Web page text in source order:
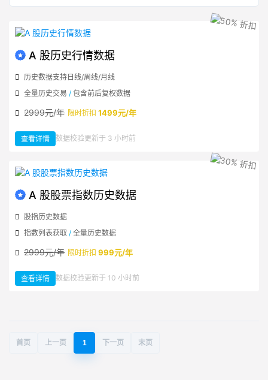
A 股历史行情数据
历史数据支持日线/周线/月线
全量历史交易 / 包含前后复权数据
2999元/年 限时折扣 1499元/年
查看详情 ：
A
行
情
数
数据校验更新于 3 小时前
A 股股票指数历史数据
股指历史数据
指数列表获取 / 全量历史数据
2999元/年 限时折扣 999元/年
查看详情 ：
A
据
数据校验更新于 10 小时前
首页 上一页 1 下一页 末页